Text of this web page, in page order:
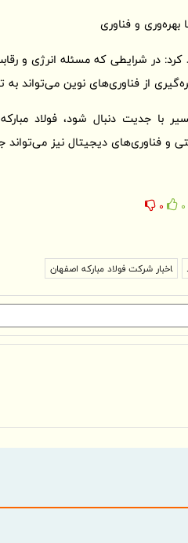
بهره‌وری و فناوری
در شرایطی که مسئله انرژی و
از فناوری‌های نوین می‌تواند
با جدیت دنبال شود، فولاد
و فناوری‌های دیجیتال نیز می‌تواند
0
0
اخبار شرکت فولاد مبارکه اصفهان